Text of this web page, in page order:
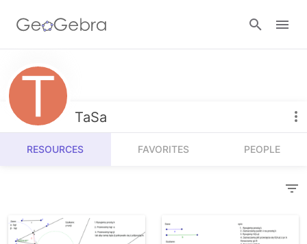
Resources
Number Sense
Algebra
Measurement
Calculators
Geometry
TaSa
RESOURCES FAVORITES PEOPLE